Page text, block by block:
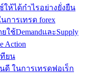
ให้ได้กำไรอย่างยั่งยืน
ารเทรด forex
ใช้DemandและSupply
Action
ยน
ดี ในการเทรดฟอเร็ก